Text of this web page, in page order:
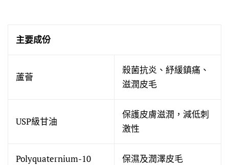
主要成份
蘆薈
殺菌抗炎、紓緩鎮痛、
滋潤皮毛
USP級甘油
保護皮膚滋潤，減低刺
激性
Polyquaternium-10 保濕及潤澤皮毛